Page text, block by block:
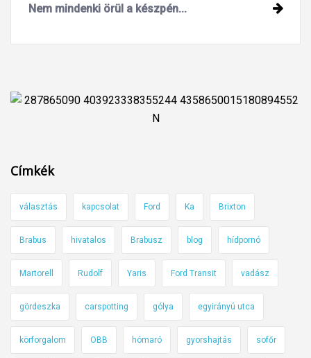
Nem mindenki örül a készpén...
Címkék
választás kapcsolat Ford Ka Brixton
Brabus hivatalos Brabusz blog hídpornó
Martorell Rudolf Yaris Ford Transit vadász
gördeszka carspotting gólya egyirányú utca
körforgalom OBB hómaró gyorshajtás sofőr